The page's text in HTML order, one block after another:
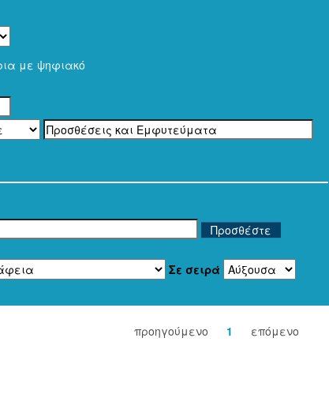
με ψηφιακό
Σε σειρά
προηγούμενο 1 επόμενο